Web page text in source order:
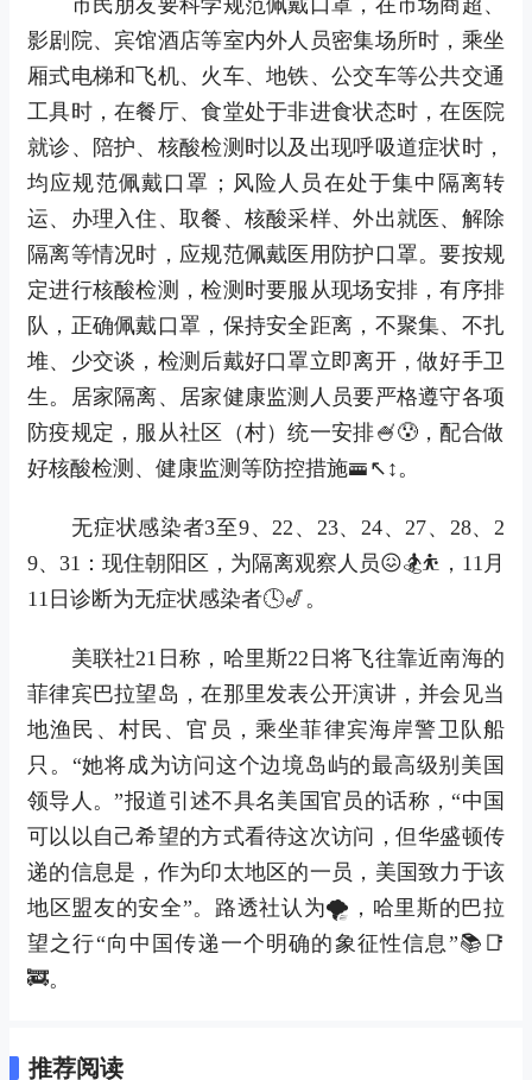
影剧院、宾馆酒店等室内外人员密集场所时，乘坐
厢式电梯和飞机、火车、地铁、公交车等公共交通
工具时，在餐厅、食堂处于非进食状态时，在医院
就诊、陪护、核酸检测时以及出现呼吸道症状时，
均应规范佩戴口罩；风险人员在处于集中隔离转
运、办理入住、取餐、核酸采样、外出就医、解除
隔离等情况时，应规范佩戴医用防护口罩。要按规
定进行核酸检测，检测时要服从现场安排，有序排
队，正确佩戴口罩，保持安全距离，不聚集、不扎
堆、少交谈，检测后戴好口罩立即离开，做好手卫
生。居家隔离、居家健康监测人员要严格遵守各项
防疫规定，服从社区（村）统一安排🍧😰，配合做
好核酸检测、健康监测等防控措施🚟↖↕。
无症状感染者3至9、22、23、24、27、28、2
9、31：现住朝阳区，为隔离观察人员😖🏂⛹，11月
11日诊断为无症状感染者🕓🎷。
美联社21日称，哈里斯22日将飞往靠近南海的
菲律宾巴拉望岛，在那里发表公开演讲，并会见当
地渔民、村民、官员，乘坐菲律宾海岸警卫队船
只。“她将成为访问这个边境岛屿的最高级别美国
领导人。”报道引述不具名美国官员的话称，“中国
可以以自己希望的方式看待这次访问，但华盛顿传
递的信息是，作为印太地区的一员，美国致力于该
地区盟友的安全”。路透社认为🌪，哈里斯的巴拉
望之行“向中国传递一个明确的象征性信息”📚📑
🚒。
推荐阅读